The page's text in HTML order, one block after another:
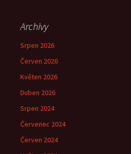
Archivy
Srpen 2026
Červen 2026
Květen 2026
Duben 2026
Srpen 2024
Červenec 2024
Červen 2024